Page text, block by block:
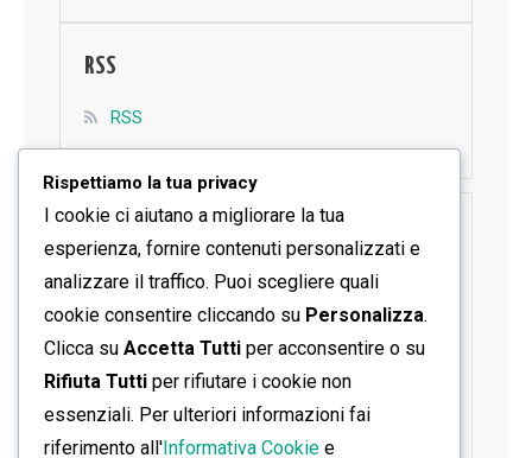
RSS
RSS
SEGUICI SU FACEBOOK
Rispettiamo la tua privacy
I cookie ci aiutano a migliorare la tua
esperienza, fornire contenuti personalizzati e
analizzare il traffico. Puoi scegliere quali
cookie consentire cliccando su Personalizza.
Clicca su Accetta Tutti per acconsentire o su
Rifiuta Tutti per rifiutare i cookie non
essenziali. Per ulteriori informazioni fai
riferimento all'Informativa Cookie e